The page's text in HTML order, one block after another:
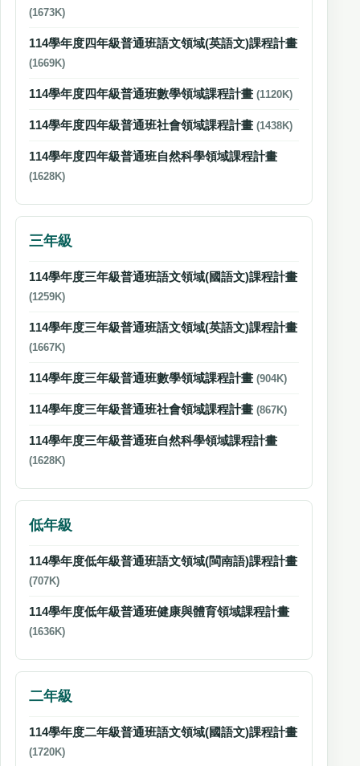
(1673K)
114學年度四年級普通班語文領域(英語文)課程計畫
(1669K)
114學年度四年級普通班數學領域課程計畫 (1120K)
114學年度四年級普通班社會領域課程計畫 (1438K)
114學年度四年級普通班自然科學領域課程計畫
(1628K)
三年級
114學年度三年級普通班語文領域(國語文)課程計畫
(1259K)
114學年度三年級普通班語文領域(英語文)課程計畫
(1667K)
114學年度三年級普通班數學領域課程計畫 (904K)
114學年度三年級普通班社會領域課程計畫 (867K)
114學年度三年級普通班自然科學領域課程計畫
(1628K)
低年級
114學年度低年級普通班語文領域(閩南語)課程計畫
(707K)
114學年度低年級普通班健康與體育領域課程計畫
(1636K)
二年級
114學年度二年級普通班語文領域(國語文)課程計畫
(1720K)